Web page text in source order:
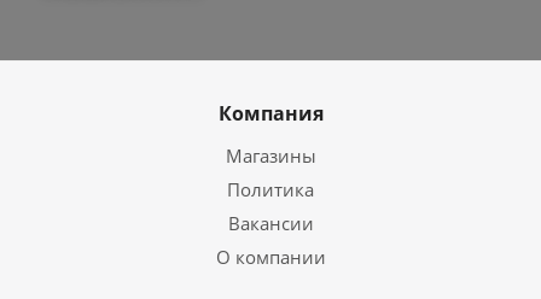
Компания
Магазины
Политика
Вакансии
О компании